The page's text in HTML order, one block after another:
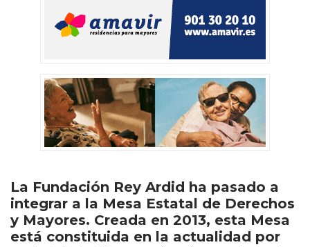
La Fundación Rey Ardid ha pasado a
integrar a la Mesa Estatal de Derechos
y Mayores. Creada en 2013, esta Mesa
está constituida en la actualidad por